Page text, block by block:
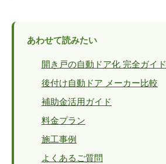
あわせて読みたい
開き戸の自動ドア化 完全ガイド
後付け自動ドア メーカー比較
補助金活用ガイド
料金プラン
施工事例
よくあるご質問